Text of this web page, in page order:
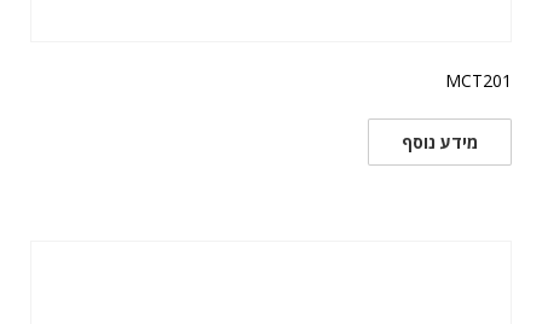
MCT201
מידע נוסף